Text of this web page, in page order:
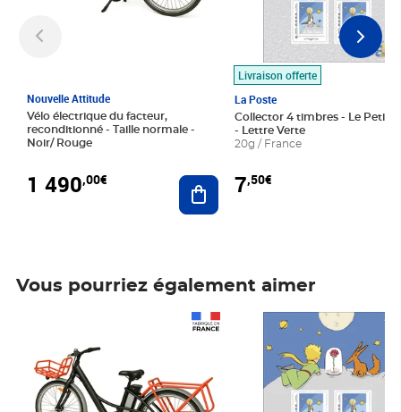
Nouvelle Attitude
Vélo électrique du facteur,
reconditionné - Taille normale -
Noir/ Rouge
1 490,00€ Ajouter au panier
Livraison offerte
La Poste
Collector 4 timbres - Le Petit
- Lettre Verte
20g / France
7,50€
Vous pourriez également aimer
Prix 7,50€